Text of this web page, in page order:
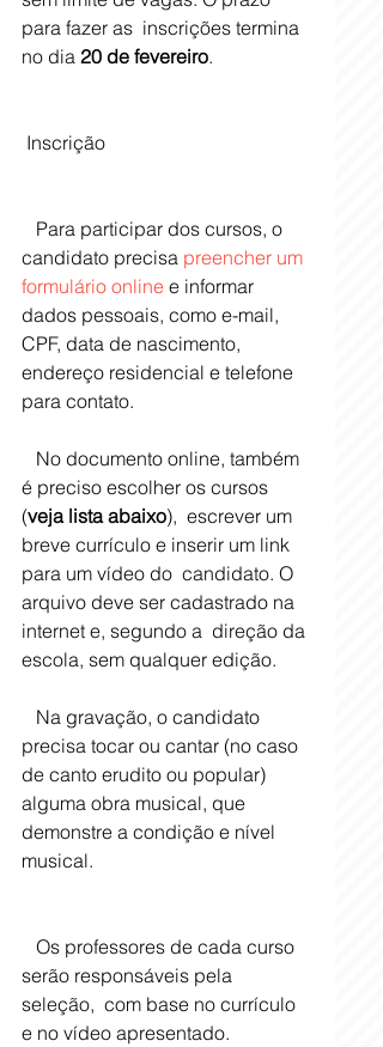
para fazer as  inscrições termina
no dia 20 de fevereiro.
Inscrição
candidato precisa preencher um
formulário online e informar
dados pessoais, como e-mail,
CPF, data de nascimento,
endereço residencial e telefone
para contato.
é preciso escolher os cursos
(veja lista abaixo),  escrever um
breve currículo e inserir um link
para um vídeo do  candidato. O
arquivo deve ser cadastrado na
internet e, segundo a  direção da
escola, sem qualquer edição.
precisa tocar ou cantar (no caso
de canto erudito ou popular)
alguma obra musical, que
demonstre a condição e nível
musical.
serão responsáveis pela
seleção,  com base no currículo
e no vídeo apresentado.